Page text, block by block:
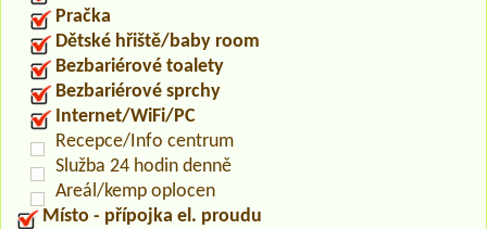
Pračka
Dětské hřiště/baby room
Bezbariérové toalety
Bezbariérové sprchy
Internet/WiFi/PC
Recepce/Info centrum
Služba 24 hodin denně
Areál/kemp oplocen
Místo - přípojka el. proudu